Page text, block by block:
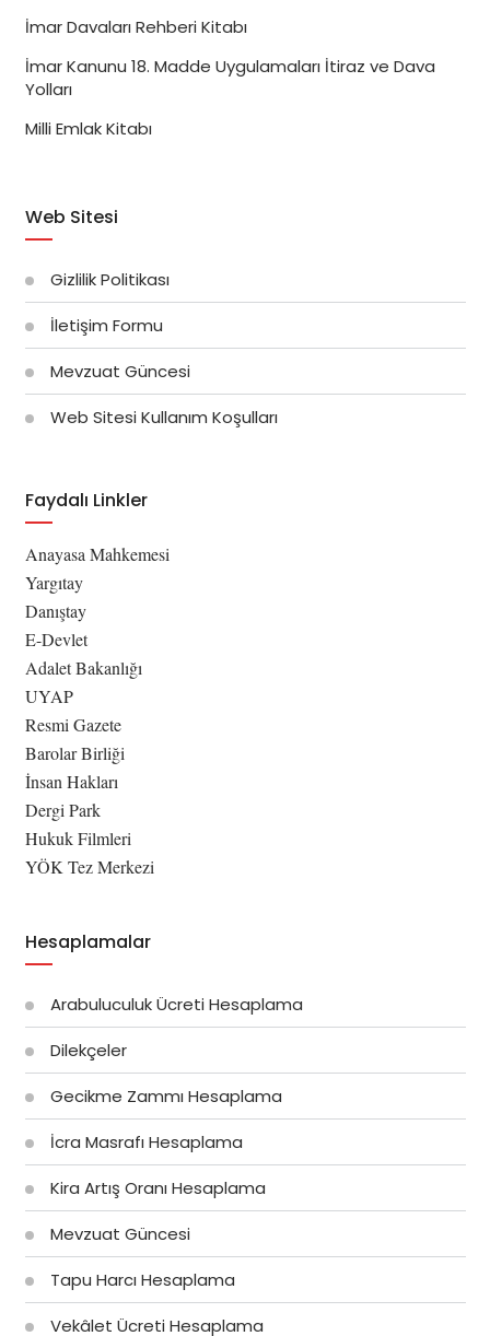
İmar Davaları Rehberi Kitabı
İmar Kanunu 18. Madde Uygulamaları İtiraz ve Dava
Yolları
Milli Emlak Kitabı
Web Sitesi
Gizlilik Politikası
İletişim Formu
Mevzuat Güncesi
Web Sitesi Kullanım Koşulları
Faydalı Linkler
Anayasa Mahkemesi
Yargıtay
Danıştay
E-Devlet
Adalet Bakanlığı
UYAP
Resmi Gazete
Barolar Birliği
İnsan Hakları
Dergi Park
Hukuk Filmleri
YÖK Tez Merkezi
Hesaplamalar
Arabuluculuk Ücreti Hesaplama
Dilekçeler
Gecikme Zammı Hesaplama
İcra Masrafı Hesaplama
Kira Artış Oranı Hesaplama
Mevzuat Güncesi
Tapu Harcı Hesaplama
Vekâlet Ücreti Hesaplama